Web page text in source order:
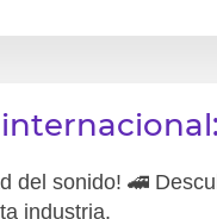
del sonido! 🚄
industria.